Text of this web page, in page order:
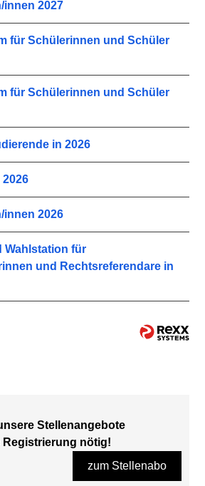
innen 2027
für Schülerinnen und Schüler
für Schülerinnen und Schüler
in 2026
innen 2026
Wahlstation für
und Rechtsreferendare in
Stellenangebote
Registrierung nötig!
zum Stellenabo